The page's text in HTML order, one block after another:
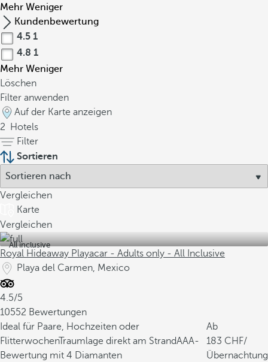
Mehr Weniger
Kundenbewertung
4.5 1
4.8 1
Mehr Weniger
Löschen
Filter anwenden
Auf der Karte anzeigen
2
Hotels
Filter
Sortieren
Vergleichen
Karte
Vergleichen
All inclusive
Royal Hideaway Playacar - Adults only - All Inclusive
Playa del Carmen, Mexico
4.5/5
10552 Bewertungen
Ideal für Paare, Hochzeiten oder
FlitterwochenTraumlage direkt am StrandAAA-
Bewertung mit 4 Diamanten
Ab
183
/
Übernachtung